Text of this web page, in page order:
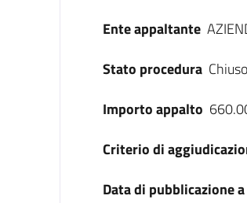
Ente appaltante
Stato procedura Chiuso
Importo appalto
Criterio di
Data di pubblicazione